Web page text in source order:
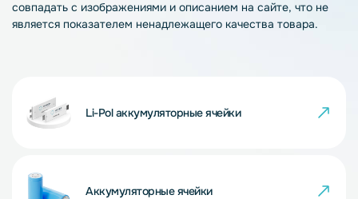
совпадать с изображениями и описанием на сайте, что не
является показателем ненадлежащего качества товара.
Li-Pol аккумуляторные ячейки
Аккумуляторные ячейки